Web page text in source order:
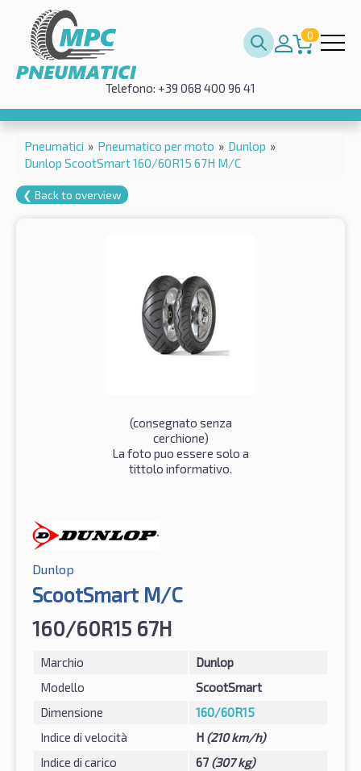
0
Telefono: +39 068 400 96 41
Pneumatici » Pneumatico per moto » Dunlop »
Dunlop ScootSmart 160/60R15 67H M/C
❮ Back to overview
(consegnato senza
cerchione)
La foto puo essere solo a
tittolo informativo.
Dunlop
ScootSmart M/C
160/60R15 67H
Marchio
Dunlop
Modello
ScootSmart
Dimensione
160/60R15
Indice di velocità
H (210 km/h)
Indice di carico
67 (307 kg)